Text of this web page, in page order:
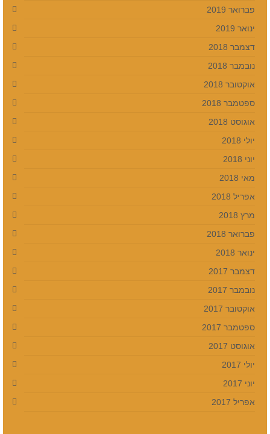
פברואר 2019
ינואר 2019
דצמבר 2018
נובמבר 2018
אוקטובר 2018
ספטמבר 2018
אוגוסט 2018
יולי 2018
יוני 2018
מאי 2018
אפריל 2018
מרץ 2018
פברואר 2018
ינואר 2018
דצמבר 2017
נובמבר 2017
אוקטובר 2017
ספטמבר 2017
אוגוסט 2017
יולי 2017
יוני 2017
אפריל 2017